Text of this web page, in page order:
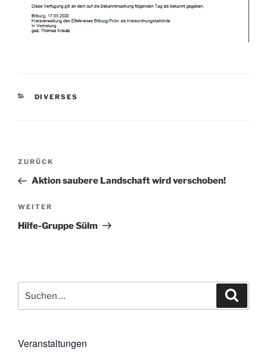
KATEGORIEN
DIVERSES
Beitragsnavigation
Vorheriger
Beitrag
ZURÜCK
Aktion saubere Landschaft wird verschoben!
Nächster
Beitrag
WEITER
Hilfe-Gruppe Sülm
nach:
Veranstaltungen